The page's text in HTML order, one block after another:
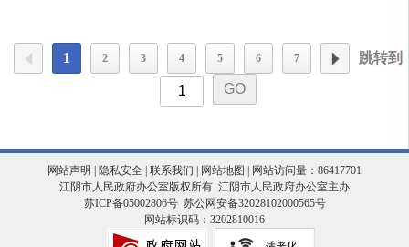
1 2 3 4 5 6 7 跳转到
网站声明 隐私安全 联系我们 网站地图
| 网站访问量：86417701
江阴市人民政府办公室版权所有 江阴市人民政府办公室主办
苏ICP备05002806号 苏公网安备32028102000565号
网站标识码：3202810016